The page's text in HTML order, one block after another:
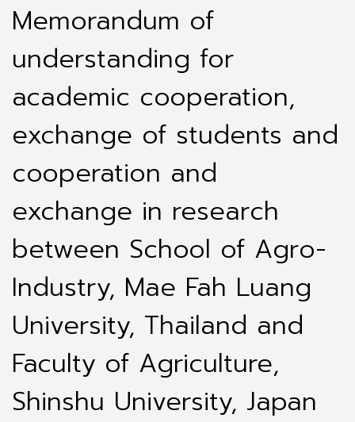
Memorandum of
understanding for
academic cooperation,
exchange of students and
cooperation and
exchange in research
between School of Agro-
Industry, Mae Fah Luang
University, Thailand and
Faculty of Agriculture,
Shinshu University, Japan